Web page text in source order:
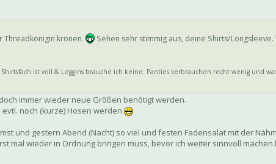
Threadkönigin krönen.
Sehen sehr stimmig aus, deine Shirts/Longsleeve.
ist voll & Leggins brauche ich keine. Panties verbrauchen recht wenig und
immer wieder neue Größen benötigt werden.
noch (kurze) Hosen werden
und gestern Abend (Nacht) so viel und festen Fadensalat mit der
mal wieder in Ordnung bringen muss, bevor ich weiter sinnvoll machen